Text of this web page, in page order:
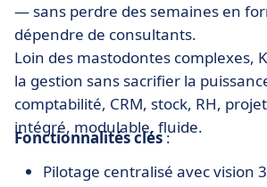
— sans perdre des semaines en
dépendre de consultants.
Loin des mastodontes complexes,
la gestion sans sacrifier la
comptabilité, CRM, stock, RH,
intégré, modulable, fluide.
Fonctionnalités clés:
Pilotage centralisé avec vision